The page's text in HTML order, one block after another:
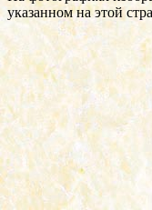
указанном на этой